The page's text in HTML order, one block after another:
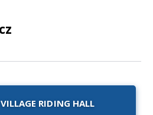
RIDING HALL